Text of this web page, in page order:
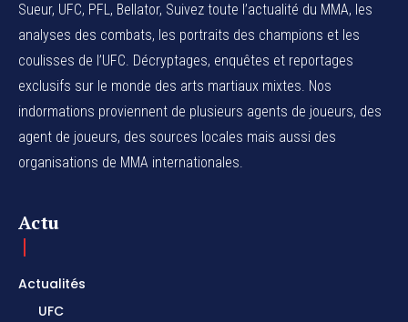
Sueur, UFC, PFL, Bellator, Suivez toute l’actualité du MMA, les
analyses des combats, les portraits des champions et les
coulisses de l’UFC. Décryptages, enquêtes et reportages
exclusifs sur le monde des arts martiaux mixtes. Nos
indormations proviennent de plusieurs agents de joueurs, des
agent de joueurs, des sources locales mais aussi des
organisations de MMA internationales.
Actu
Actualités
UFC